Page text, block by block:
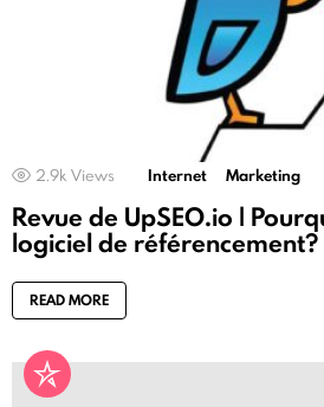
2.9k Views Internet Marketing
Revue de UpSEO.io |
logiciel de référencement?
READ MORE